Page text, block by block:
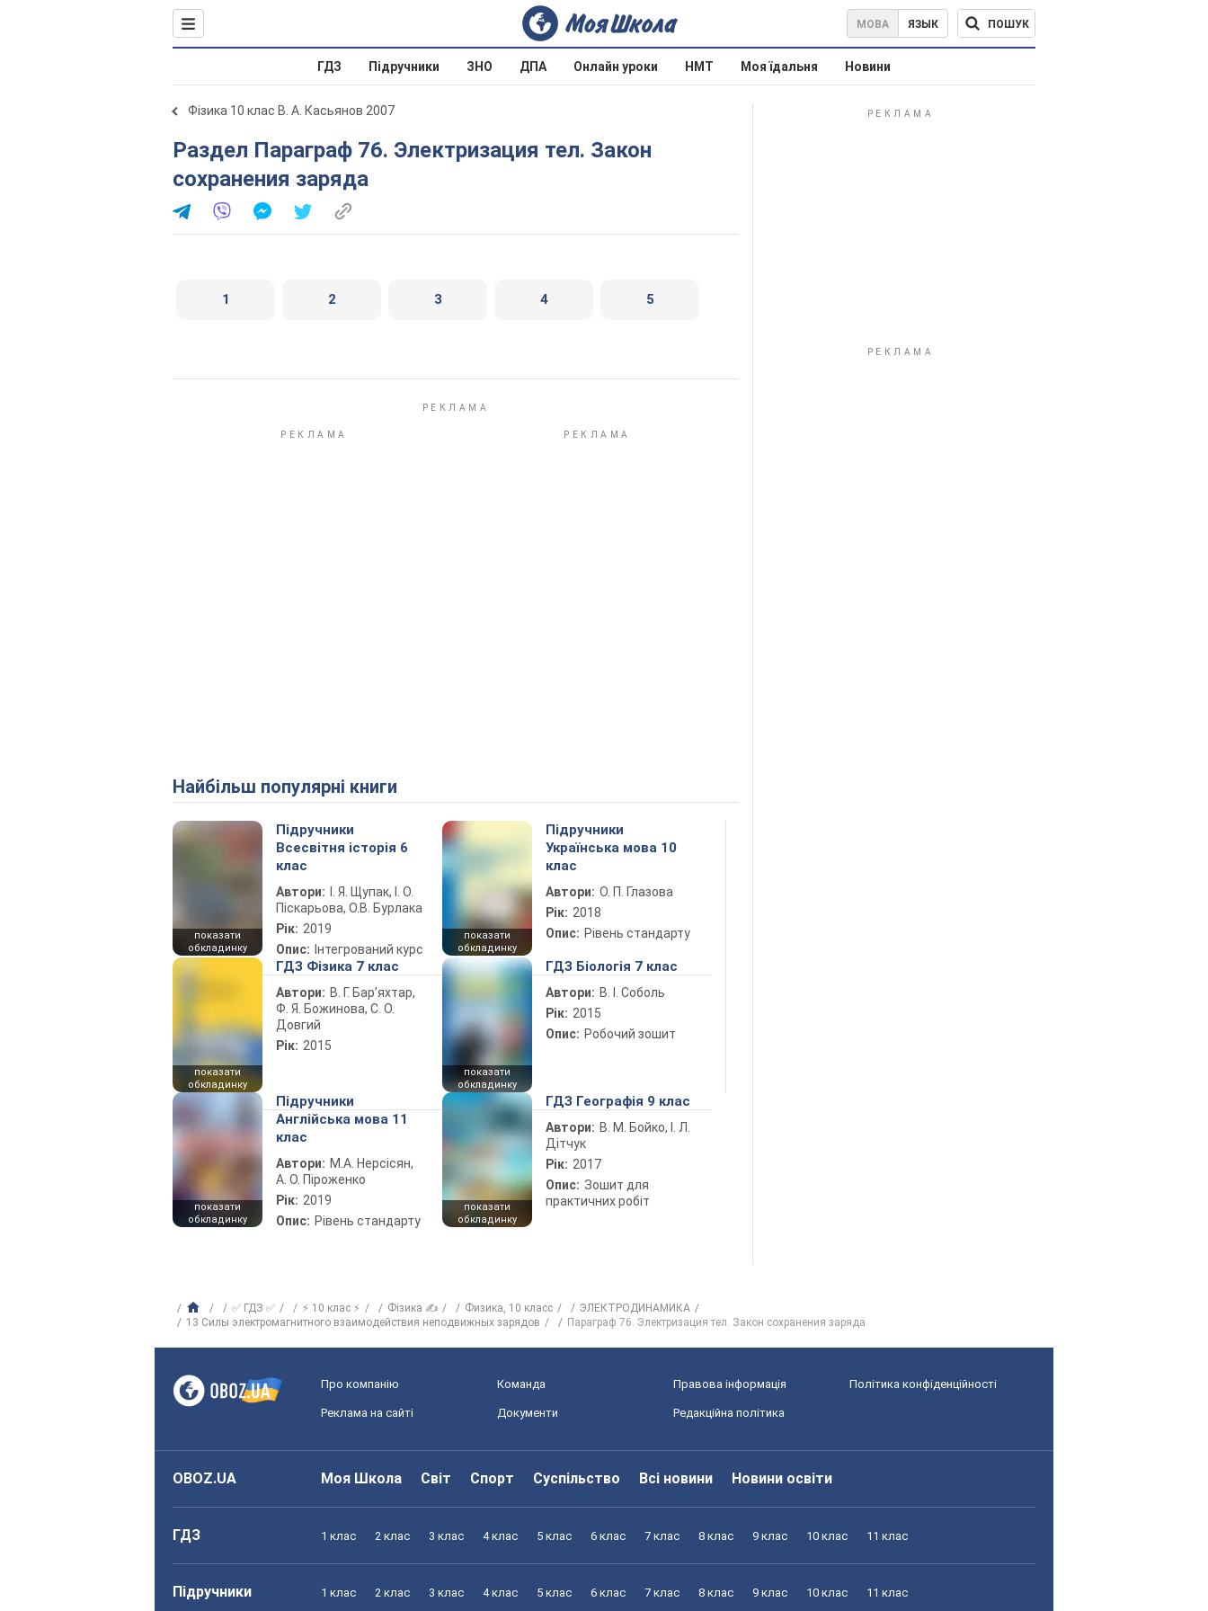
МОВА ЯЗЫК ПОШУК
ГДЗ Підручники ЗНО ДПА Онлайн уроки НМТ Моя їдальня Новини
Фізика 10 клас В. А. Касьянов 2007
Раздел Параграф 76. Электризация тел. Закон
сохранения заряда
1 2 3 4 5
Найбільш популярні книги
показати
обкладинку
Підручники
Всесвітня історія 6
клас
Автори:
І. Я. Щупак, І. О.
Піскарьова, О.В. Бурлака
Рік: 2019
Опис: Інтегрований курс
показати
обкладинку
Підручники
Українська мова 10
клас
Автори: О. П. Глазова
Рік: 2018
Опис: Рівень стандарту
показати
обкладинку
ГДЗ Фізика 7 клас
Автори: В. Г. Бар’яхтар,
Ф. Я. Божинова, С. О.
Довгий
Рік: 2015
показати
обкладинку
ГДЗ Біологія 7 клас
Автори: В. І. Соболь
Рік: 2015
Опис: Робочий зошит
показати
обкладинку
Підручники
Англійська мова 11
клас
Автори: М.А. Нерсісян,
А. О. Піроженко
Рік: 2019
Опис: Рівень стандарту
показати
обкладинку
ГДЗ Географія 9 клас
Автори: В. М. Бойко, І. Л.
Дітчук
Рік: 2017
Опис: Зошит для
практичних робіт
✅ ГДЗ ✅ ⚡ 10 клас ⚡ Фізика ✍ Физика, 10 класс
ЭЛЕКТРОДИНАМИКА
13 Силы электромагнитного взаимодействия неподвижных зарядов
Параграф 76. Электризация тел. Закон сохранения заряда
Про компанію Команда Правова інформація Політика конфіденційності
Реклама на сайті Документи Редакційна політика
OBOZ.UA Моя Школа Світ Спорт Суспільство Всі новини Новини освіти
ГДЗ 1 клас 2 клас 3 клас 4 клас 5 клас 6 клас 7 клас 8 клас 9 клас 10 клас 11 клас
Підручники 1 клас 2 клас 3 клас 4 клас 5 клас 6 клас 7 клас 8 клас 9 клас 10 клас 11 клас